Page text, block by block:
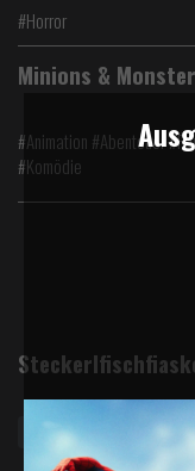
#Horror
Minions & Monster
#Animation #Abenteuer
#Komödie
Vorpremiere